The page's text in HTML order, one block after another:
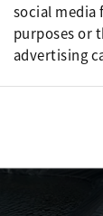
social media
purposes or
advertising